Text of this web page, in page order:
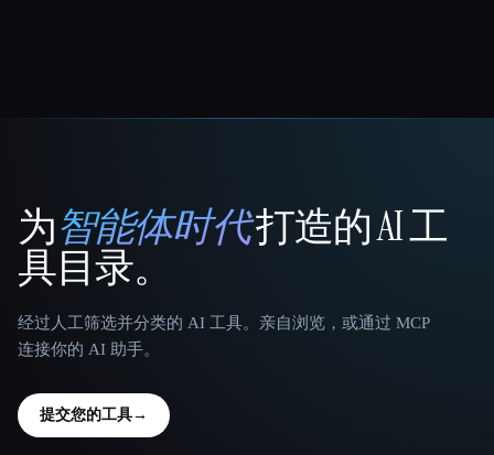
That AI Collection
为智能体时代打造的 AI 工
具目录。
经过人工筛选并分类的 AI 工具。亲自浏览，或通过 MCP
连接你的 AI 助手。
提交您的工具→